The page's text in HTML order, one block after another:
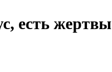
есть жертвы